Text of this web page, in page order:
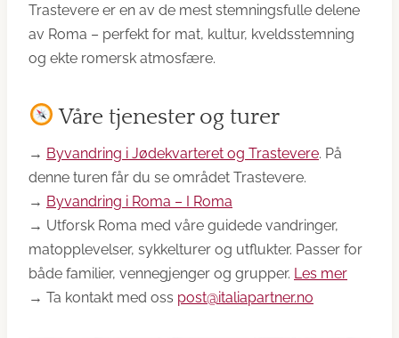
Trastevere er en av de mest stemningsfulle delene
av Roma – perfekt for mat, kultur, kveldsstemning
og ekte romersk atmosfære.
Våre tjenester og turer
→ Byvandring i Jødekvarteret og Trastevere. På
denne turen får du se området Trastevere.
→ Byvandring i Roma – I Roma
→ Utforsk Roma med våre guidede vandringer,
matopplevelser, sykkelturer og utflukter. Passer for
både familier, vennegjenger og grupper. Les mer
→ Ta kontakt med oss post@italiapartner.no